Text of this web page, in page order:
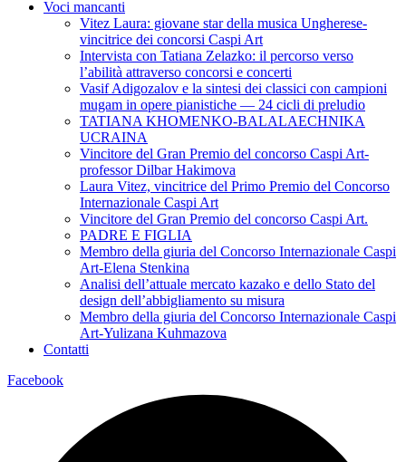
Voci mancanti
Vitez Laura: giovane star della musica Ungherese-
vincitrice dei concorsi Caspi Art
Intervista con Tatiana Zelazko: il percorso verso
l’abilità attraverso concorsi e concerti
Vasif Adigozalov e la sintesi dei classici con campioni
mugam in opere pianistiche — 24 cicli di preludio
TATIANA KHOMENKO-BALALAECHNIKA
UCRAINA
Vincitore del Gran Premio del concorso Caspi Art-
professor Dilbar Hakimova
Laura Vitez, vincitrice del Primo Premio del Concorso
Internazionale Caspi Art
Vincitore del Gran Premio del concorso Caspi Art.
PADRE E FIGLIA
Membro della giuria del Concorso Internazionale Caspi
Art-Elena Stenkina
Analisi dell’attuale mercato kazako e dello Stato del
design dell’abbigliamento su misura
Membro della giuria del Concorso Internazionale Caspi
Art-Yulizana Kuhmazova
Contatti
Facebook